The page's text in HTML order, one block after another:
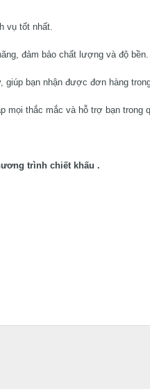
vụ tốt nhất.
đảm bảo chất lượng và độ bền.
giúp bạn nhận được đơn hàng
mọi thắc mắc và hỗ trợ bạn trong
trình chiết khấu .